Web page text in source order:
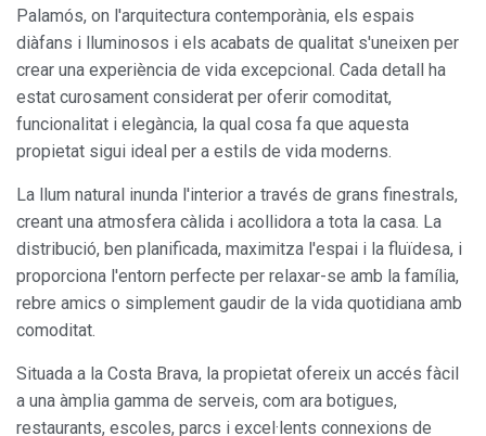
Palamós, on l'arquitectura contemporània, els espais
diàfans i lluminosos i els acabats de qualitat s'uneixen per
crear una experiència de vida excepcional. Cada detall ha
estat curosament considerat per oferir comoditat,
funcionalitat i elegància, la qual cosa fa que aquesta
propietat sigui ideal per a estils de vida moderns.
La llum natural inunda l'interior a través de grans finestrals,
creant una atmosfera càlida i acollidora a tota la casa. La
distribució, ben planificada, maximitza l'espai i la fluïdesa, i
proporciona l'entorn perfecte per relaxar-se amb la família,
rebre amics o simplement gaudir de la vida quotidiana amb
comoditat.
Situada a la Costa Brava, la propietat ofereix un accés fàcil
a una àmplia gamma de serveis, com ara botigues,
restaurants, escoles, parcs i excel·lents connexions de